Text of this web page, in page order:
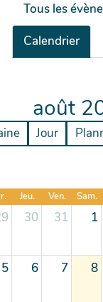
Tous les
Calendrier
août
Jour
Jeu. Ven. Sam.
30 31 1
5 6 7 8